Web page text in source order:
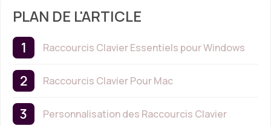
PLAN DE L'ARTICLE
Raccourcis Clavier Essentiels pour Windows
Raccourcis Clavier Pour Mac
Personnalisation des Raccourcis Clavier